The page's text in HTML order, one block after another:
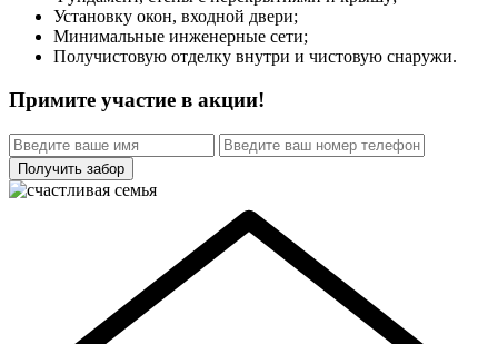
Установку окон, входной двери;
Минимальные инженерные сети;
Получистовую отделку внутри и чистовую снаружи.
Примите участие в акции!